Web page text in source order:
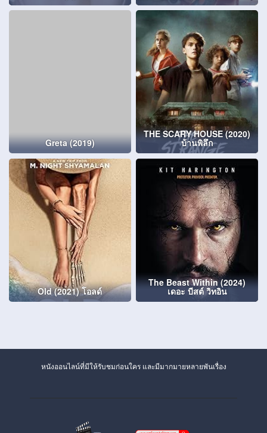
Greta (2019)
THE SCARY HOUSE (2020)
บ้านพิลึก
Old (2021) โอลด์
The Beast Within (2024)
เดอะ บีสต์ วิทอิน
หนังออนไลน์ที่มีให้รับชมก่อนใคร และมีมากมายหลายพันเรื่อง